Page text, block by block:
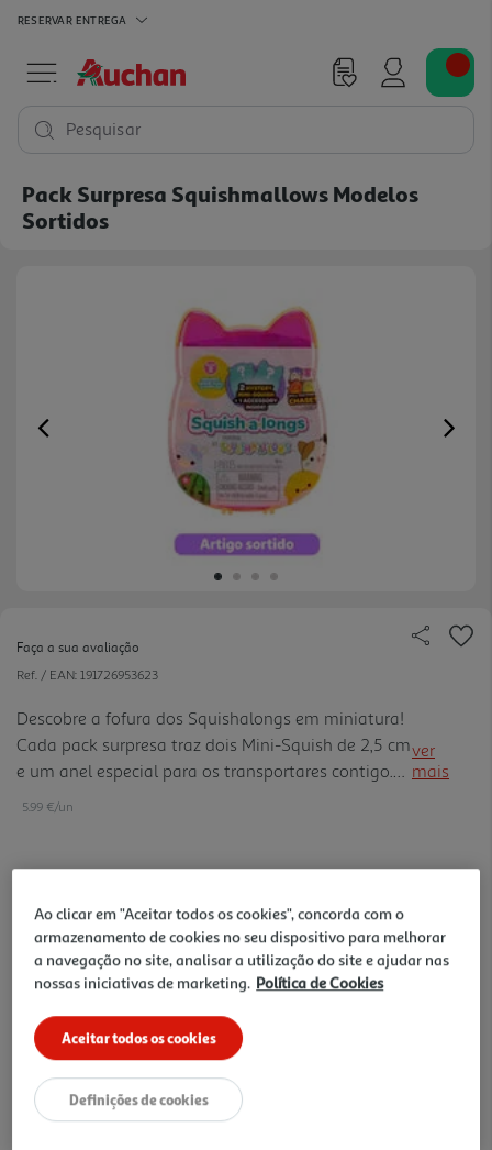
RESERVAR ENTREGA
Pesquisar
Pack Surpresa Squishmallows Modelos
Sortidos
Previous
Faça a sua avaliação
Ref. / EAN: 191726953623
Descobre a fofura dos Squishalongs em miniatura!
Cada pack surpresa traz dois Mini-Squish de 2,5 cm
e um anel especial para os transportares contigo.
Ideais para colecionar, trocar e exibir!
ver
mais
5.99 €/un
5,99 €
Notas de preparação
Disponibilidade na loja: Auchan Amadora
Ao clicar em "Aceitar todos os cookies", concorda com o
armazenamento de cookies no seu dispositivo para melhorar
a navegação no site, analisar a utilização do site e ajudar nas
nossas iniciativas de marketing. Política de Cookies
Aceitar todos os cookies
Definições de cookies